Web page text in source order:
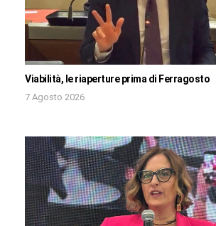
Viabilità, le riaperture prima di Ferragosto
7 Agosto 2026